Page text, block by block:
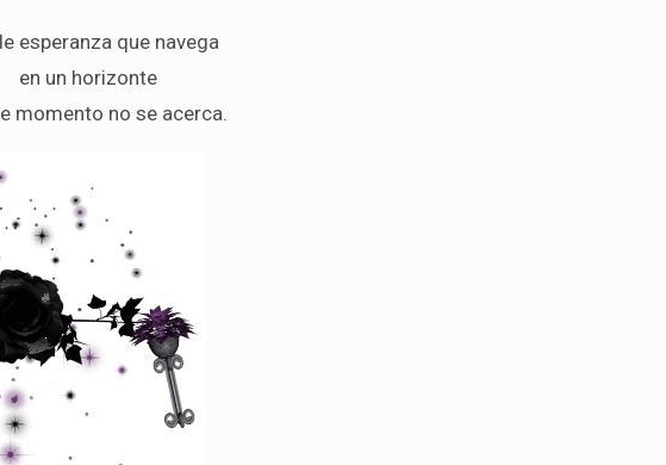
esperanza que navega
en un horizonte
momento no se acerca.